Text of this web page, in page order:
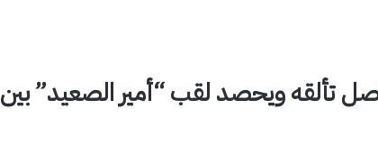
تألقه ويحصد لقب “أمير الصعيد” بين